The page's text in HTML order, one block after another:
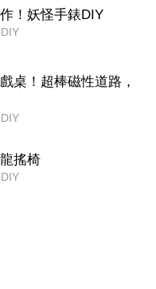
！妖怪手錶DIY
桌！超棒磁性道路，
搖椅